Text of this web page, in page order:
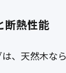
断熱性能
、天然木な